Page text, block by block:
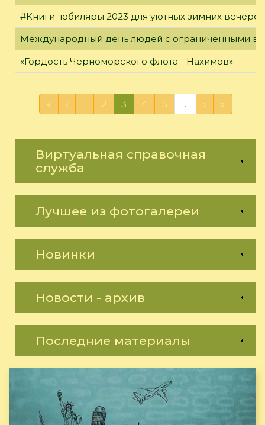
#Книги_юбиляры 2023 для уютных зимних вечеров
Международный день людей с ограниченными
«Гордость Черноморского флота - Нахимов»
« ‹ 1 2 3 4 5 … › »
Виртуальная справочная
служба
Лучшее из фотогалереи
Новинки
Новости - архив
Последние материалы